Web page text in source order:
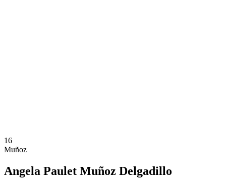
16
Muñoz
Angela Paulet Muñoz Delgadillo